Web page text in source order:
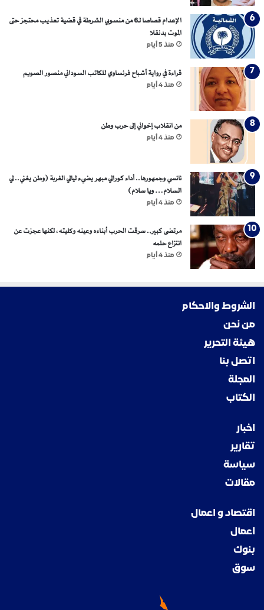
الإعدام قصاصا لـ6 من منسوبي الشرطة في قضية تعذيب محتجز حتى
الموت بدنقلا
منذ 5 أيام
قراءة في رواية أشباح فرنساوي للكاتب السوداني منصور الصويم
منذ 4 أيام
من انقلاب إخواني إلى حرب وطن
منذ 4 أيام
نانسي وجمهورها.. أداء كورالي مبهر يضيء ليالي الغربة (وطن يغني.. لي
السلام… ويا سلام)
منذ 4 أيام
مرتضى كبير.. سرقت الحرب أبناءه وعينه وكليته، لكنها عجزت عن
انتزاع حلمه
منذ 4 أيام
الشروط والاحكام
من نحن
هيئة التحرير
اتصل بنا
المجلة
الكتاب
اخبار
تقارير
سياسة
مقالات
اقتصاد و اعمال
اعمال
بنوك
سوق